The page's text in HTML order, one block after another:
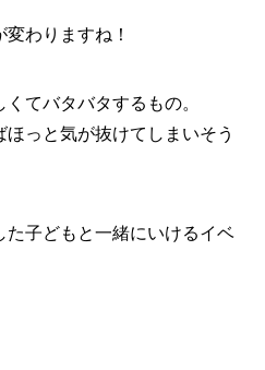
わりますね！
てバタバタするもの。
っと気が抜けてしまいそう
た子どもと一緒にいけるイベ